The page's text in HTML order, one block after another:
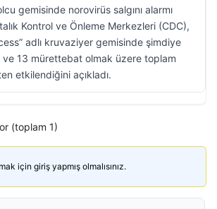
gemisinde norovirüs salgını alarmı
Kontrol ve Önleme Merkezleri (CDC),
adlı kruvaziyer gemisinde şimdiye
13 mürettebat olmak üzere toplam
etkilendiğini açıkladı.
(toplam 1)
için giriş yapmış olmalısınız.